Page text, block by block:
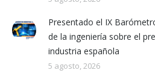
Presentado el IX
de la ingeniería sobre el
industria española
5 agosto, 2026